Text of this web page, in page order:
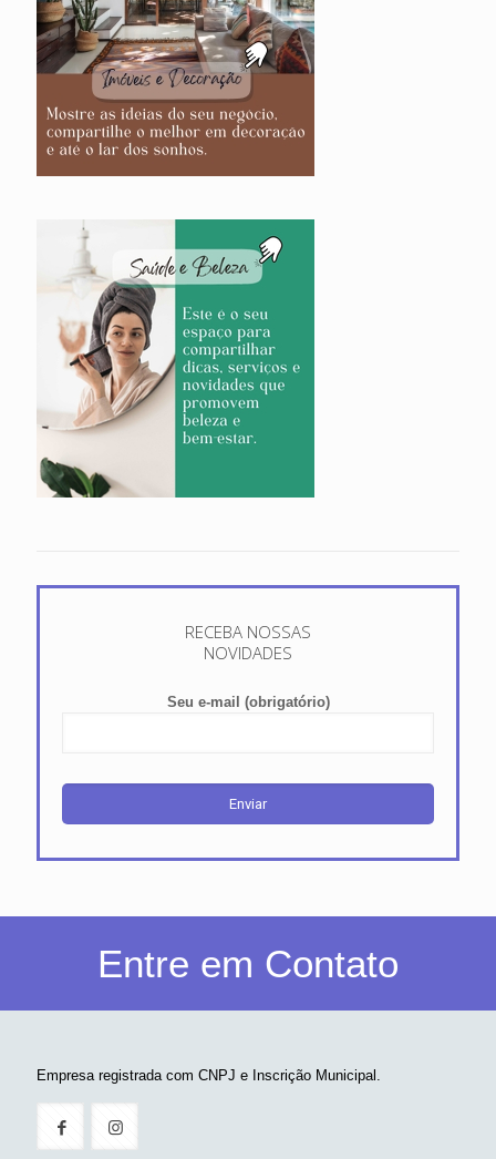
RECEBA NOSSAS
NOVIDADES
Seu e-mail (obrigatório)
Entre em Contato
Empresa registrada com CNPJ e Inscrição Municipal.